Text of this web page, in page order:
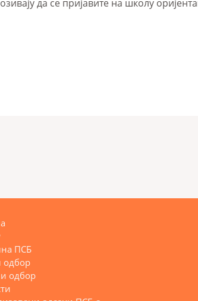
да се пријавите на школу
ПСБ
одбор
одбор